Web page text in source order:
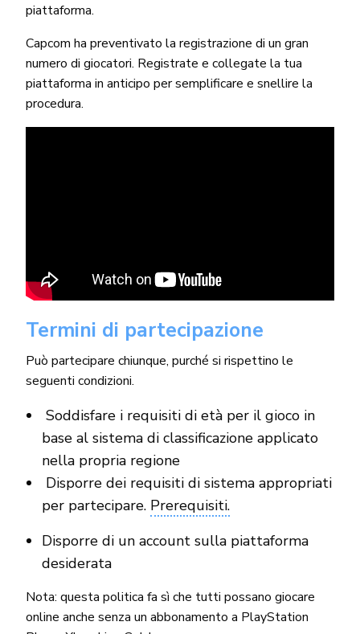
piattaforma.
Capcom ha preventivato la registrazione di un gran
numero di giocatori. Registrate e collegate la tua
piattaforma in anticipo per semplificare e snellire la
procedura.
Termini di partecipazione
Può partecipare chiunque, purché si rispettino le
seguenti condizioni.
Soddisfare i requisiti di età per il gioco in
base al sistema di classificazione applicato
nella propria regione
Disporre dei requisiti di sistema appropriati
per partecipare. Prerequisiti.
Disporre di un account sulla piattaforma
desiderata
Nota: questa politica fa sì che tutti possano giocare
online anche senza un abbonamento a PlayStation